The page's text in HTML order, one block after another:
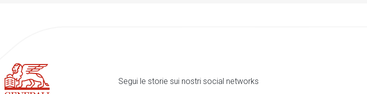
Segui le storie sui nostri social networks